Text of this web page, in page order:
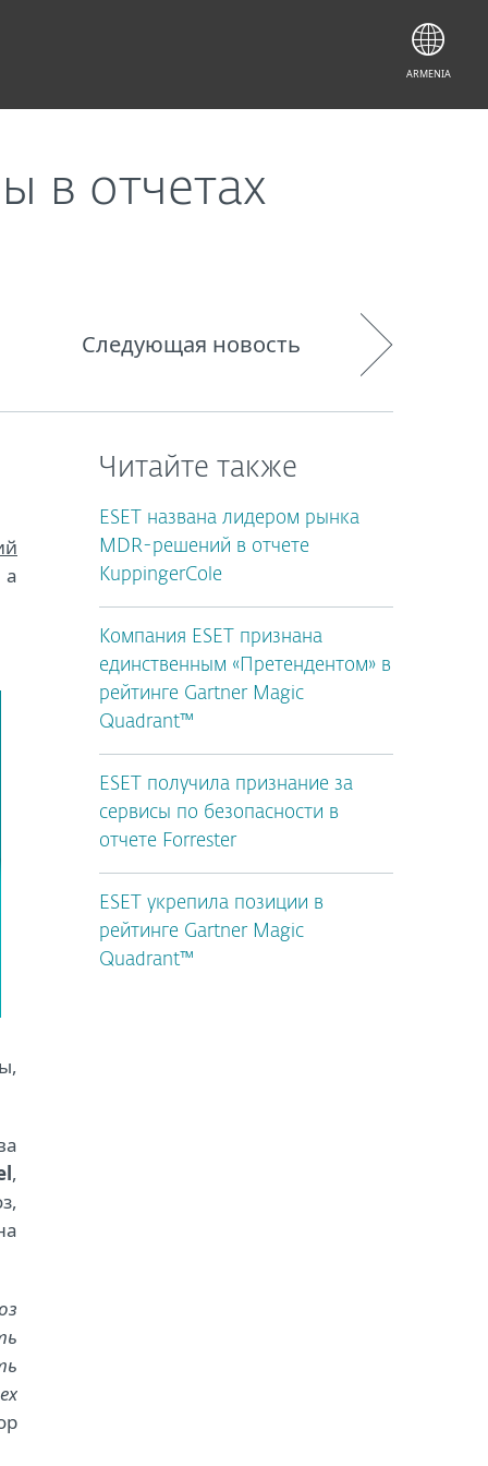
в отчетах
Следующая новость
а
,
Читайте также
ESET названа лидером рынка
MDR-решений в отчете
KuppingerCole
Компания ESET признана
единственным «Претендентом» в
рейтинге Gartner Magic
Quadrant™
ESET получила признание за
сервисы по безопасности в
отчете Forrester
ESET укрепила позиции в
рейтинге Gartner Magic
Quadrant™
ARMENIA